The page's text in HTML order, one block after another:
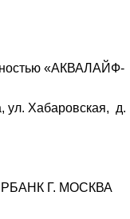
«АКВАЛАЙФ-
ул. Хабаровская, д.
Г. МОСКВА